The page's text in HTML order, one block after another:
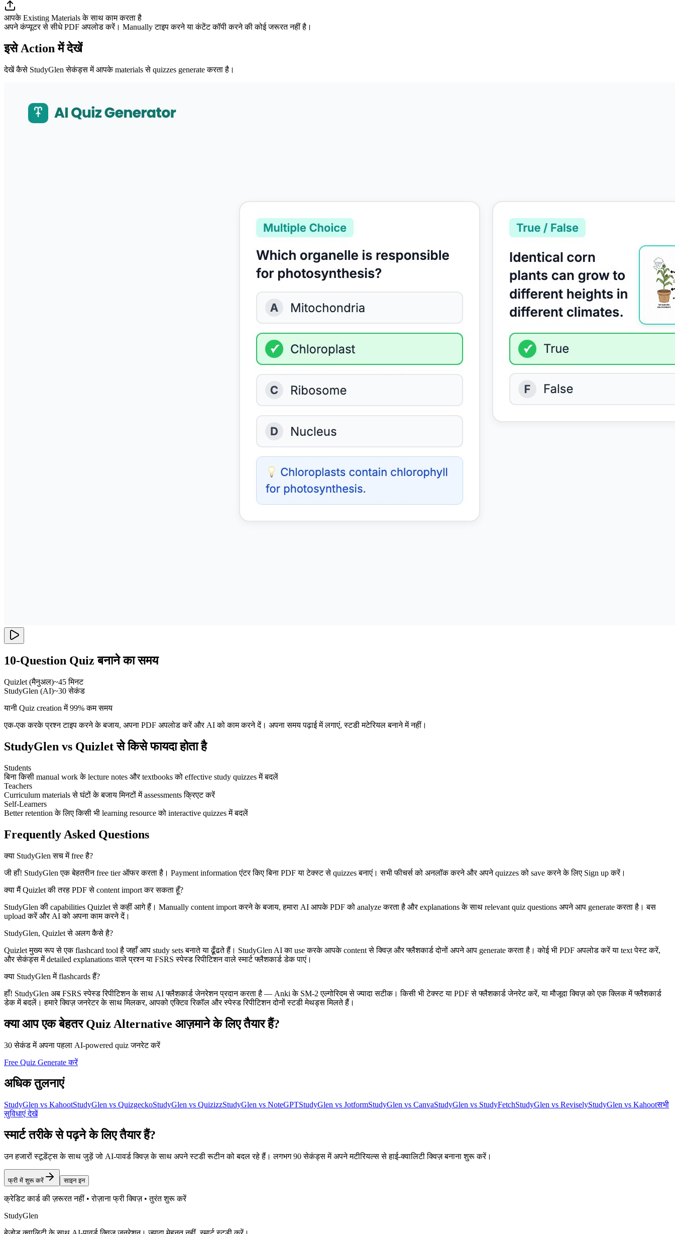
आपके Existing Materials के साथ काम करता है
अपने कंप्यूटर से सीधे PDF अपलोड करें। Manually टाइप करने या कंटेंट कॉपी करने की कोई जरूरत नहीं है।
इसे Action में देखें
देखें कैसे StudyGlen सेकंड्स में आपके materials से quizzes generate करता है।
10-Question Quiz बनाने का समय
Quizlet (मैनुअल)~45 मिनट
StudyGlen (AI)~30 सेकंड
यानी Quiz creation में 99% कम समय
एक-एक करके प्रश्न टाइप करने के बजाय, अपना PDF अपलोड करें और AI को काम करने दें। अपना समय पढ़ाई में लगाएं, स्टडी मटेरियल बनाने में नहीं।
StudyGlen vs Quizlet से किसे फायदा होता है
Students
बिना किसी manual work के lecture notes और textbooks को effective study quizzes में बदलें
Teachers
Curriculum materials से घंटों के बजाय मिनटों में assessments क्रिएट करें
Self-Learners
Better retention के लिए किसी भी learning resource को interactive quizzes में बदलें
Frequently Asked Questions
क्या StudyGlen सच में free है?
जी हाँ! StudyGlen एक बेहतरीन free tier ऑफर करता है। Payment information एंटर किए बिना PDF या टेक्स्ट से quizzes बनाएं। सभी फीचर्स को अनलॉक करने और अपने quizzes को save करने के लिए Sign up करें।
क्या मैं Quizlet की तरह PDF से content import कर सकता हूँ?
StudyGlen की capabilities Quizlet से कहीं आगे हैं। Manually content import करने के बजाय, हमारा AI आपके PDF को analyze करता है और explanations के साथ relevant quiz questions अपने आप generate करता है। बस
upload करें और AI को अपना काम करने दें।
StudyGlen, Quizlet से अलग कैसे है?
Quizlet मुख्य रूप से एक flashcard tool है जहाँ आप study sets बनाते या ढूँढते हैं। StudyGlen AI का use करके आपके content से क्विज़ और फ्लैशकार्ड दोनों अपने आप generate करता है। कोई भी PDF अपलोड करें या text पेस्ट करें,
और सेकंड्स में detailed explanations वाले प्रश्न या FSRS स्पेस्ड रिपीटिशन वाले स्मार्ट फ्लैशकार्ड डेक पाएं।
क्या StudyGlen में flashcards हैं?
हाँ! StudyGlen अब FSRS स्पेस्ड रिपीटिशन के साथ AI फ्लैशकार्ड जेनरेशन प्रदान करता है — Anki के SM-2 एल्गोरिदम से ज्यादा सटीक। किसी भी टेक्स्ट या PDF से फ्लैशकार्ड जेनरेट करें, या मौजूदा क्विज़ को एक क्लिक में फ्लैशकार्ड
डेक में बदलें। हमारे क्विज़ जनरेटर के साथ मिलकर, आपको एक्टिव रिकॉल और स्पेस्ड रिपीटिशन दोनों स्टडी मेथड्स मिलते हैं।
क्या आप एक बेहतर Quiz Alternative आज़माने के लिए तैयार हैं?
30 सेकंड में अपना पहला AI-powered quiz जनरेट करें
Free Quiz Generate करें
अधिक तुलनाएं
StudyGlen vs KahootStudyGlen vs QuizgeckoStudyGlen vs QuizizzStudyGlen vs NoteGPTStudyGlen vs JotformStudyGlen vs CanvaStudyGlen vs StudyFetchStudyGlen vs ReviselyStudyGlen vs Kahootसभी
सुविधाएं देखें
स्मार्ट तरीके से पढ़ने के लिए तैयार हैं?
उन हजारों स्टूडेंट्स के साथ जुड़ें जो AI-पावर्ड क्विज़ के साथ अपने स्टडी रूटीन को बदल रहे हैं। लगभग 90 सेकंड्स में अपने मटीरियल्स से हाई-क्वालिटी क्विज़ बनाना शुरू करें।
फ्री में शुरू करें साइन इन
क्रेडिट कार्ड की ज़रूरत नहीं • रोज़ाना फ्री क्विज़ • तुरंत शुरू करें
StudyGlen